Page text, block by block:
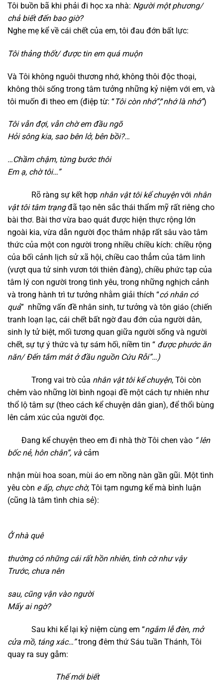
Tôi buồn bã khi phải đi học xa nhà: Người một phương/
chả biết đến bao giờ?
Nghe mẹ kể về cái chết của em, tôi đau đớn bất lực:
Tôi thảng thốt/ được tin em quá muộn
Và Tôi không nguôi thương nhớ, không thôi độc thoại,
không thôi sống trong tâm tưởng những kỷ niệm với em, và
tôi muốn đi theo em (điệp từ: “Tôi còn nhớ”;“nhớ là nhớ”)
Tôi vẫn đợi, vẫn chờ em đầu ngõ
Hỏi sông kia, sao bên lở, bên bồi?…
…Chầmchậm, từng bước thôi
Em ạ, chờ tôi…”
Rõ ràng sự kết hợp nhân vật tôi kể chuyệnvới nhân
vật tôi tâm trạngđã tạo nên sắc thái thẩm mỹ rất riêng cho
bài thơ. Bài thơ vừa bao quát được hiện thực rộng lớn
ngoài kia, vừa dẫn người đọc thâm nhập rất sâu vào tâm
thức của một con người trong nhiều chiều kích: chiều rộng
của bối cảnh lịch sử xã hội, chiều cao thẳm của tâm linh
(vượt qua tử sinh vươn tới thiên đàng), chiều phức tạp của
tâm lý con người trong tình yêu, trong những nghịch cảnh
và trong hành trì tư tưởng nhằm giải thích “có nhân có
quả” những vấn đề nhân sinh, tư tưởng và tôn giáo (chiến
tranh loạn lạc, cái chết bất ngờ đau đớn của người dân,
sinh ly tử biệt, mối tương quan giữa người sống và người
chết, sự tự ý thức và tự sám hối, niềm tin “ được phước ăn
năn/ Đến tắm mát ở đầu nguồn Cứu Rỗi”…)
Trong vai trò của nhân vật tôi kể chuyện, Tôi còn
chêm vào những lời bình ngoại đề một cách tự nhiên như
thổ lộ tâm sự (theo cách kể chuyện dân gian), để thổi bùng
lên cảm xúc của người đọc.
Đang kể chuyện theo em đi nhà thờ Tôi chen vào “ lên
bốc nẻ, hôn chân”, và cảm
nhận mùi hoa soan, mùi áo em nồng nàn gần gũi. Một tình
yêu còn e ấp, chực chờ, Tôi tạm ngưng kể mà bình luận
(cũng là tâm tình chia sẻ):
Ở nhà quê
thường có những cái rất hồn nhiên, tình cờ như vậy
Trước, chưa nên
sau, cũng vận vào người
Mấy ai ngờ?
Sau khi kể lại kỷ niệm cùng em “ngắm lễ đèn, mở
cửa mồ, táng xác…”trong đêm thứ Sáu tuần Thánh, Tôi
quay ra suy gẫm:
Thế mới biết